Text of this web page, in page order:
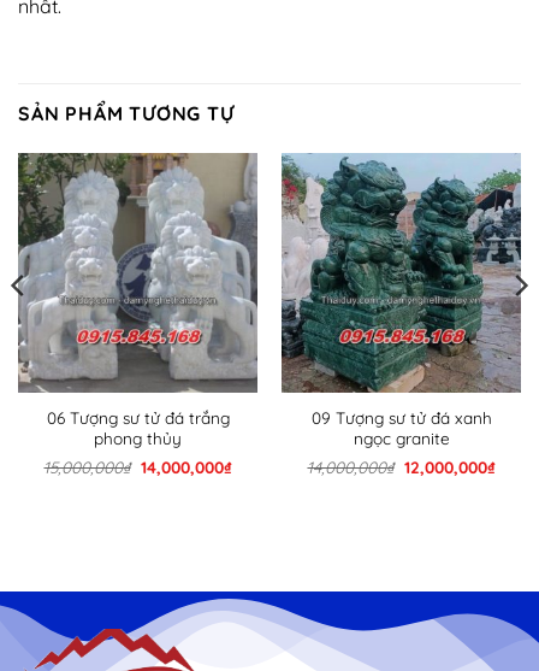
nhất.
SẢN PHẨM TƯƠNG TỰ
06 Tượng sư tử đá trắng
phong thủy
15,000,000₫ Giá
gốc
14,000,000₫Giá
09 Tượng sư tử đá xanh
ngọc granite
14,000,000₫ Giá
gốc
12,000,000₫Giá